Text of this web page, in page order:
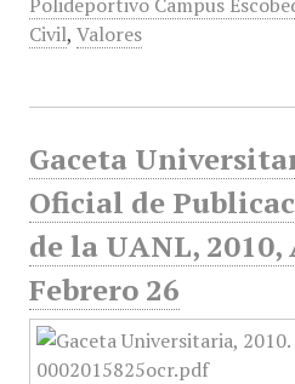
Civil, Valores
Gaceta
Oficial de
de la UANL, 2010,
Febrero 26